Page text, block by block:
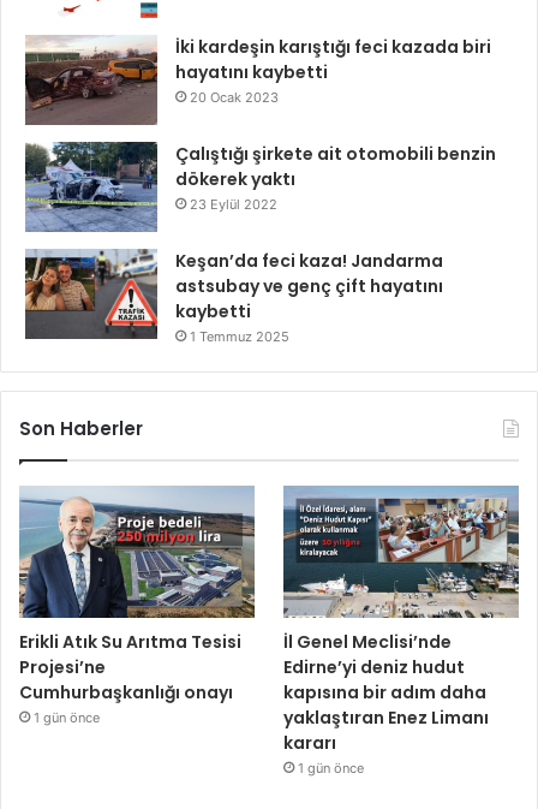
İki kardeşin karıştığı feci kazada biri
hayatını kaybetti
20 Ocak 2023
Çalıştığı şirkete ait otomobili benzin
dökerek yaktı
23 Eylül 2022
Keşan’da feci kaza! Jandarma
astsubay ve genç çift hayatını
kaybetti
1 Temmuz 2025
Son Haberler
Erikli Atık Su Arıtma Tesisi
Projesi’ne
Cumhurbaşkanlığı onayı
1 gün önce
İl Genel Meclisi’nde
Edirne’yi deniz hudut
kapısına bir adım daha
yaklaştıran Enez Limanı
kararı
1 gün önce